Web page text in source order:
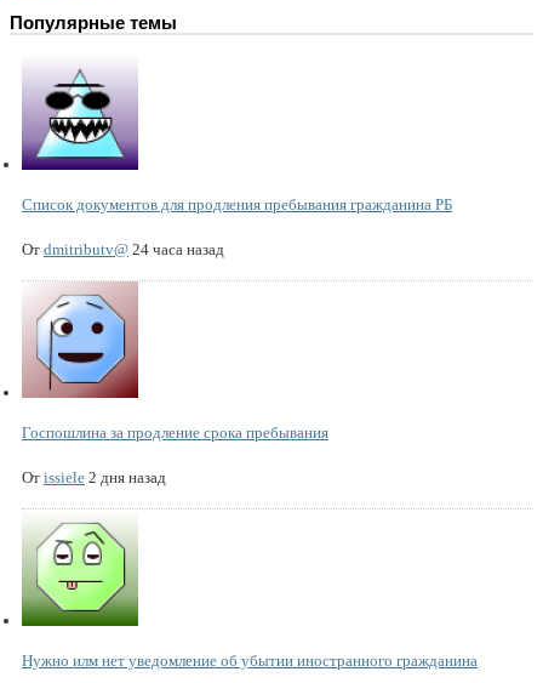
Популярные темы
Список документов для продления пребывания гражданина РБ
От dmitributv@ 24 часа назад
Госпошлина за продление срока пребывания
От issiele 2 дня назад
Нужно илм нет уведомление об убытии иностранного гражданина